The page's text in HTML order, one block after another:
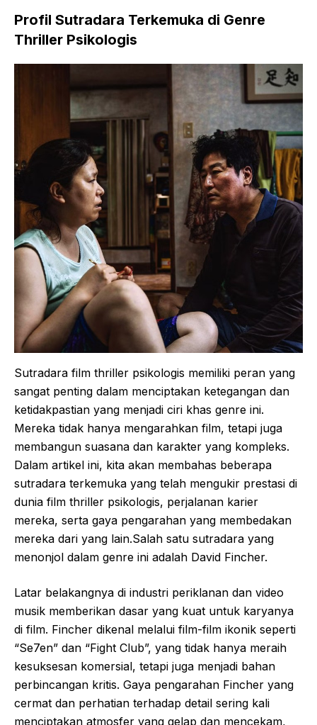
Profil Sutradara Terkemuka di Genre
Thriller Psikologis
Sutradara film thriller psikologis memiliki peran yang
sangat penting dalam menciptakan ketegangan dan
ketidakpastian yang menjadi ciri khas genre ini.
Mereka tidak hanya mengarahkan film, tetapi juga
membangun suasana dan karakter yang kompleks.
Dalam artikel ini, kita akan membahas beberapa
sutradara terkemuka yang telah mengukir prestasi di
dunia film thriller psikologis, perjalanan karier
mereka, serta gaya pengarahan yang membedakan
mereka dari yang lain.Salah satu sutradara yang
menonjol dalam genre ini adalah David Fincher.
Latar belakangnya di industri periklanan dan video
musik memberikan dasar yang kuat untuk karyanya
di film. Fincher dikenal melalui film-film ikonik seperti
“Se7en” dan “Fight Club”, yang tidak hanya meraih
kesuksesan komersial, tetapi juga menjadi bahan
perbincangan kritis. Gaya pengarahan Fincher yang
cermat dan perhatian terhadap detail sering kali
menciptakan atmosfer yang gelap dan mencekam,